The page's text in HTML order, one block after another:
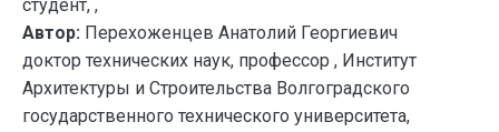
студент, ,
Автор: Перехоженцев Анатолий Георгиевич
доктор технических наук, профессор , Институт
Архитектуры и Строительства Волгоградского
государственного технического университета,